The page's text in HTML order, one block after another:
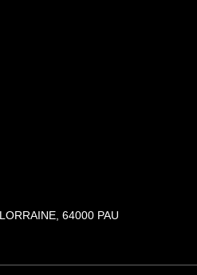
64000 PAU